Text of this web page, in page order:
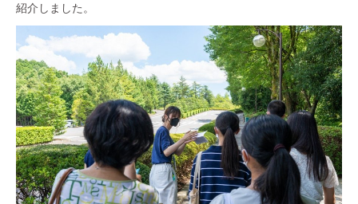
紹介しました。